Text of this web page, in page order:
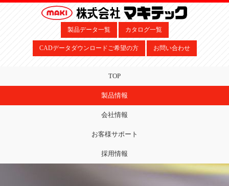
製品データ一覧 カタログ一覧
CADデータダウンロードご希望の方 お問い合わせ
TOP
製品情報
会社情報
お客様サポート
採用情報